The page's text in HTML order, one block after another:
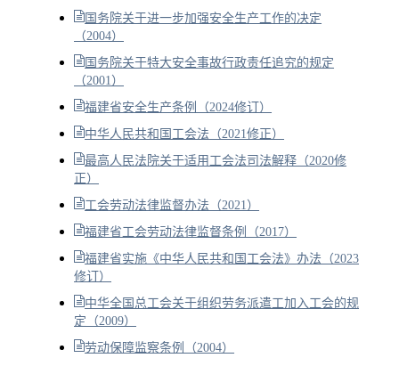
国务院关于进一步加强安全生产工作的决定
（2004）
国务院关于特大安全事故行政责任追究的规定
（2001）
福建省安全生产条例（2024修订）
中华人民共和国工会法（2021修正）
最高人民法院关于适用工会法司法解释（2020修
正）
工会劳动法律监督办法（2021）
福建省工会劳动法律监督条例（2017）
福建省实施《中华人民共和国工会法》办法（2023
修订）
中华全国总工会关于组织劳务派遣工加入工会的规
定（2009）
劳动保障监察条例（2004）